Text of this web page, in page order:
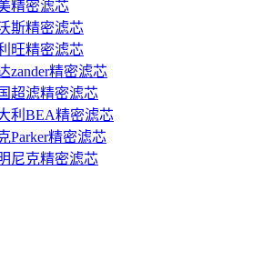
精密滤芯
斯精密滤芯
旺精密滤芯
zander精密滤芯
超滤精密滤芯
利BEA精密滤芯
Parker精密滤芯
尼克精密滤芯